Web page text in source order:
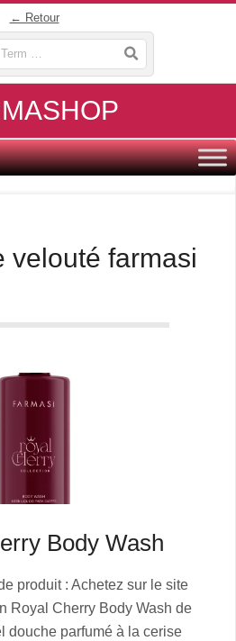
← Retour
velouté farmasi
Body Wash
produit : Achetez sur le site
Royal Cherry Body Wash de
douche parfumé à la cerise